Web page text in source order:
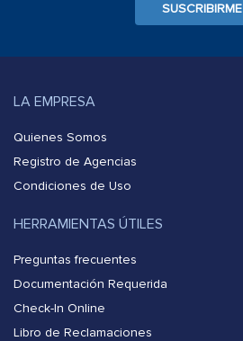
SUSCRIBIRME
LA EMPRESA
Quienes Somos
Registro de Agencias
Condiciones de Uso
HERRAMIENTAS ÚTILES
Preguntas frecuentes
Documentación Requerida
Check-In Online
Libro de Reclamaciones